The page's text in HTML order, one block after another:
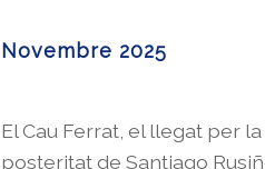
Novembre 2025
El Cau Ferrat, el llegat per la
posteritat de Santiago